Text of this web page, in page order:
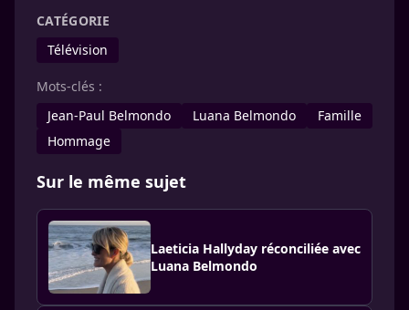
CATÉGORIE
Télévision
Mots-clés :
Jean-Paul Belmondo
Luana Belmondo
Famille
Hommage
Sur le même sujet
Laeticia Hallyday réconciliée avec
Luana Belmondo